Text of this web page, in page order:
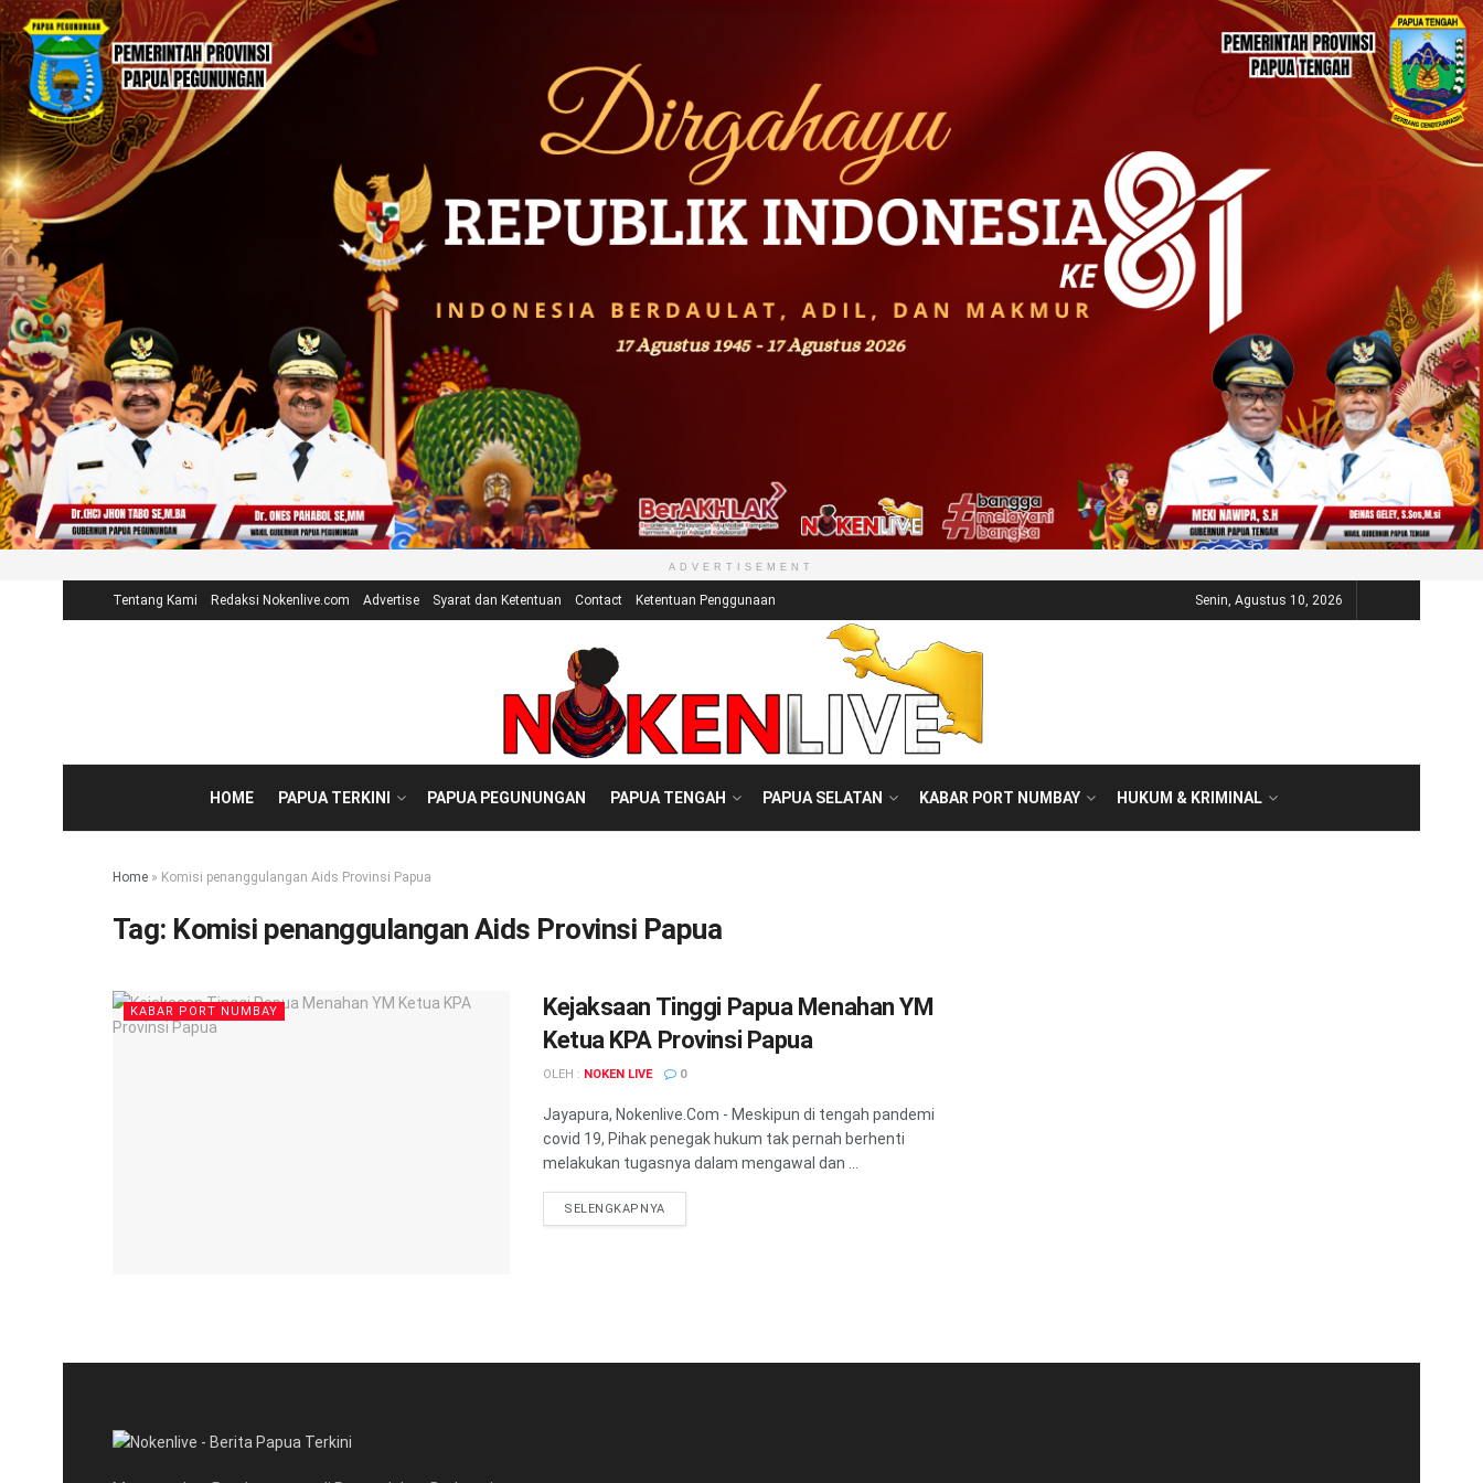
ADVERTISEMENT
Tentang Kami Redaksi Nokenlive.com Advertise Syarat dan Ketentuan Contact Ketentuan Penggunaan Senin, Agustus 10, 2026
HOME PAPUA TERKINI PAPUA PEGUNUNGAN PAPUA TENGAH PAPUA SELATAN KABAR PORT NUMBAY HUKUM & KRIMINAL
Home » Komisi penanggulangan Aids Provinsi Papua
Tag: Komisi penanggulangan Aids Provinsi Papua
KABAR PORT NUMBAY
Kejaksaan Tinggi Papua Menahan YM
Ketua KPA Provinsi Papua
OLEH : NOKEN LIVE 0
Jayapura, Nokenlive.Com - Meskipun di tengah pandemi
covid 19, Pihak penegak hukum tak pernah berhenti
melakukan tugasnya dalam mengawal dan ...
SELENGKAPNYA